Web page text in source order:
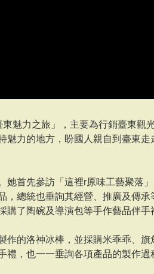
魅力之旅」，主要為行銷臺東觀
魅力的地方，盼國人親自到臺東走
她首先參訪「這裡r原味工藝聚落
，總統也垂詢其經營、推廣及傳承
了陶碗及導演包等手作藝品伴手
作的洛神冰棒，並採購米乖乖、旗
禮，也一一垂詢各項產品的製作過